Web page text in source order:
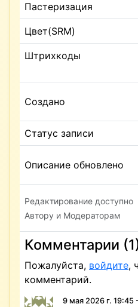
Пастеризация
Цвет(SRM)
Штрихкоды
Создано
Статус записи
Описание обновлено
Редактирование доступно
Автору и Модераторам
Комментарии
Пожалуйста, войдите,
комментарий.
9 мая 2026 г. 19:45